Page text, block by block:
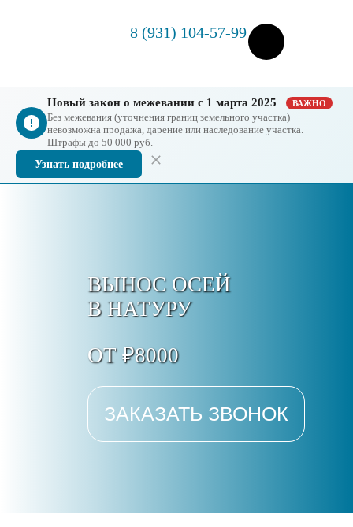
8 (931) 104-57-99
Новый закон о межевании с 1 марта 2025 ВАЖНО
Без межевания (уточнения границ земельного участка)
невозможна продажа, дарение или наследование участка.
Штрафы до 50 000 руб.
Узнать подробнее
ВЫНОС ОСЕЙ
В НАТУРУ
ОТ ₽8000
ЗАКАЗАТЬ ЗВОНОК